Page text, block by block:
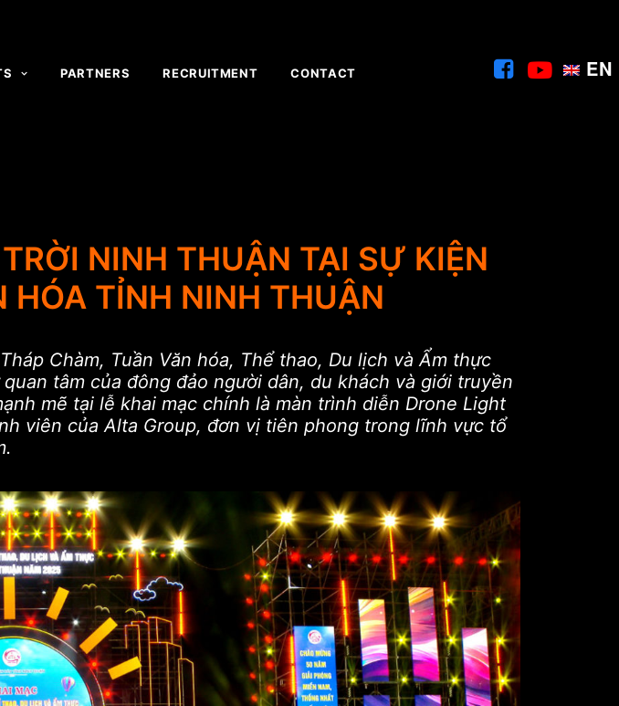
PARTNERS RECRUITMENT CONTACT EN
NINH THUẬN TẠI SỰ KIỆN
HÓA TỈNH NINH THUẬN
Chàm, Tuần Văn hóa, Thể thao, Du lịch và Ẩm thực
tâm của đông đảo người dân, du khách và giới truyền
mẽ tại lễ khai mạc chính là màn trình diễn Drone Light
viên của Alta Group, đơn vị tiên phong trong lĩnh vực tổ